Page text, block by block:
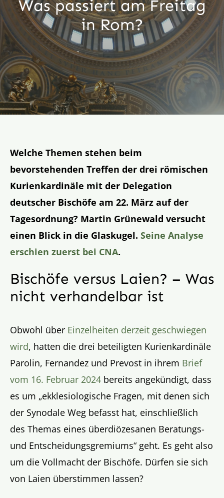
Aktion
Veröffentlichungen
Was passiert am Freitag
in Rom?
Welche Themen stehen beim
bevorstehenden Treffen der drei römischen
Kurienkardinäle mit der Delegation
deutscher Bischöfe am 22. März auf der
Tagesordnung? Martin Grünewald versucht
einen Blick in die Glaskugel. Seine Analyse
erschien zuerst bei CNA.
Bischöfe versus Laien? – Was
nicht verhandelbar ist
Obwohl über Einzelheiten derzeit geschwiegen
wird, hatten die drei beteiligten Kurienkardinäle
Parolin, Fernandez und Prevost in ihrem Brief
vom 16. Februar 2024 bereits angekündigt, dass
es um „ekklesiologische Fragen, mit denen sich
der Synodale Weg befasst hat, einschließlich
des Themas eines überdiözesanen Beratungs-
und Entscheidungsgremiums“ geht. Es geht also
um die Vollmacht der Bischöfe. Dürfen sie sich
von Laien überstimmen lassen?